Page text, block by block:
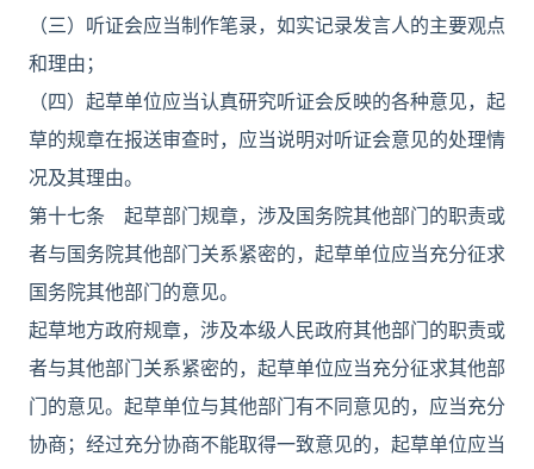
（三）听证会应当制作笔录，如实记录发言人的主要观点
和理由；
（四）起草单位应当认真研究听证会反映的各种意见，起
草的规章在报送审查时，应当说明对听证会意见的处理情
况及其理由。
第十七条 起草部门规章，涉及国务院其他部门的职责或
者与国务院其他部门关系紧密的，起草单位应当充分征求
国务院其他部门的意见。
起草地方政府规章，涉及本级人民政府其他部门的职责或
者与其他部门关系紧密的，起草单位应当充分征求其他部
门的意见。起草单位与其他部门有不同意见的，应当充分
协商；经过充分协商不能取得一致意见的，起草单位应当